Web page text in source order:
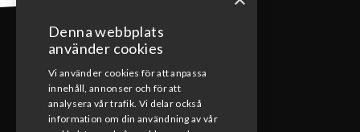
KONTAKT
Denna webbplats
använder cookies
Vi använder cookies för att anpassa
innehåll, annonser och för att
analysera vår trafik. Vi delar också
information om din användning av vår